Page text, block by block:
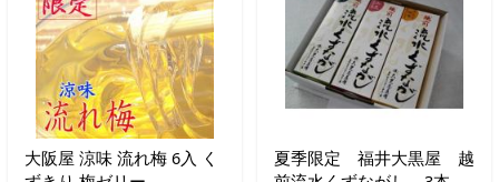
大阪屋 涼味 流れ梅 6入 く
夏季限定 福井大黒屋 越